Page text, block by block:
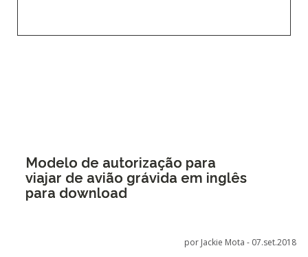
Modelo de autorização para
viajar de avião grávida em inglês
para download
por Jackie Mota - 07.set.2018